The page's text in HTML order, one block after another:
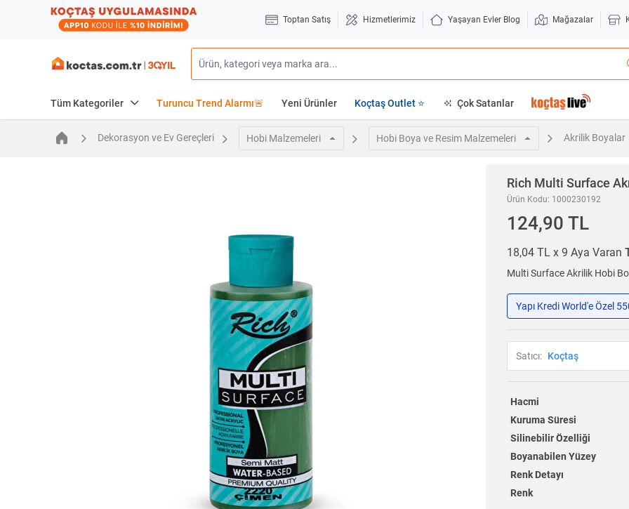
Toptan Satış Hizmetlerimiz Yaşayan Evler Blog Mağazalar
Tüm Kategoriler Turuncu Trend Alarmı🚨 Yeni Ürünler Koçtaş Outlet ⭐ Çok Satanlar
Dekorasyon ve Ev Gereçleri Hobi Malzemeleri Hobi Boya ve Resim Malzemeleri Akrilik Boyalar
Rich Multi Surface
Ürün Kodu: 1000230192
124,90 TL
18,04 TL x 9 Aya Varan
Multi Surface Akrilik Hobi
Yapı Kredi World'e Özel
Satıcı: Koçtaş
Hacmi
Kuruma Süresi
Silinebilir Özelliği
Boyanabilen Yüzey
Renk Detayı
Renk